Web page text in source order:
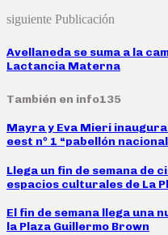
siguiente Publicación
Avellaneda se suma a la
Lactancia Materna
También en info135
Mayra y Eva Mieri
eest nº 1 “pabellón
Llega un fin de semana de
espacios culturales de La
El fin de semana llega una
la Plaza Guillermo Brown